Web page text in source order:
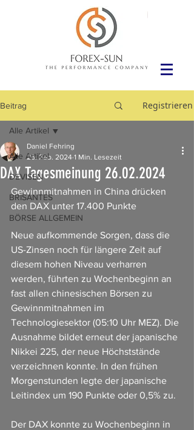
Beitrag Registrieren
Alle Artikel
DEVISEN
BRISANTES
BÖRSE ALLGEMEIN
Alle Artikel
DAX Tagesmeinung 26.02.2024
Daniel Fehring
26. Feb. 2024 1 Min. Lesezeit
Gewinnmitnahmen in China drücken
den DAX unter 17.400 Punkte
Neue aufkommende Sorgen, dass die
US-Zinsen noch für längere Zeit auf
diesem hohen Niveau verharren
werden, führten zu Wochenbeginn an
fast allen chinesischen Börsen zu
Gewinnmitnahmen im
Technologiesektor (05:10 Uhr MEZ). Die
Ausnahme bildet erneut der japanische
Nikkei 225, der neue Höchststände
verzeichnen konnte. In den frühen
Morgenstunden legte der japanische
Leitindex um 190 Punkte oder 0,5% zu.
Der DAX konnte zu Wochenbeginn in